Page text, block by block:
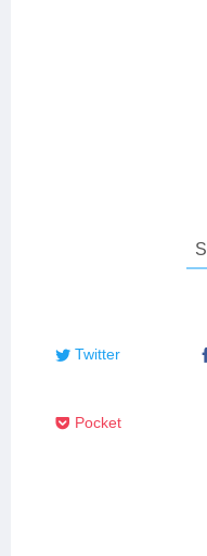
Twitter
Pocket